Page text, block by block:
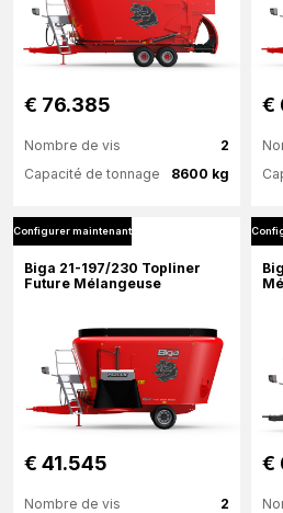
€ 76.385
2
Nombre de vis
8600 kg
Capacité de tonnage
Plus d'information
€
Configurer maintenant
Biga 21-197/230 Topliner
Future Mélangeuse
€ 41.545
2
Nombre de vis
€